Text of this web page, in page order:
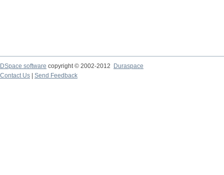
DSpace software copyright © 2002-2012
Duraspace
Contact Us
Send Feedback